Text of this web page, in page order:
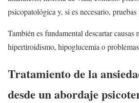
psicopatológica y, si es necesario,
También es fundamental descartar causas
hipertiroidismo, hipoglucemia o
Tratamiento de la
desde un abordaje